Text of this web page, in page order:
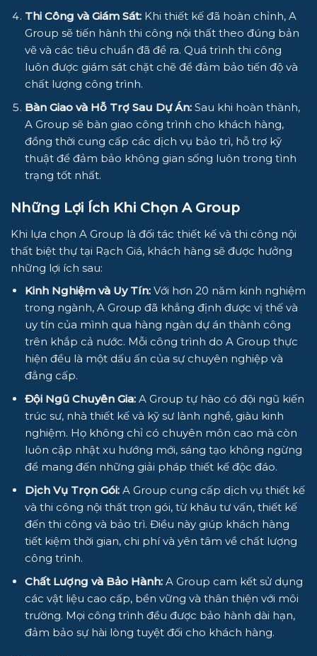
Thi Công và Giám Sát:Khi thiết kế đã hoàn chỉnh, A
Group sẽ tiến hành thi công nội thất theo đúng bản
vẽ và các tiêu chuẩn đã đề ra. Quá trình thi công
luôn được giám sát chặt chẽ để đảm bảo tiến độ và
chất lượng công trình.
Bàn Giao và Hỗ Trợ Sau Dự Án:Sau khi hoàn thành,
A Group sẽ bàn giao công trình cho khách hàng,
đồng thời cung cấp các dịch vụ bảo trì, hỗ trợ kỹ
thuật để đảm bảo không gian sống luôn trong tình
trạng tốt nhất.
Những Lợi Ích Khi Chọn A Group
Khi lựa chọn A Group là đối tác thiết kế và thi công nội
thất biệt thự tại Rạch Giá, khách hàng sẽ được hưởng
những lợi ích sau:
Kinh Nghiệm và Uy Tín:Với hơn 20 năm kinh nghiệm
trong ngành, A Group đã khẳng định được vị thế và
uy tín của mình qua hàng ngàn dự án thành công
trên khắp cả nước. Mỗi công trình do A Group thực
hiện đều là một dấu ấn của sự chuyên nghiệp và
đẳng cấp.
Đội Ngũ Chuyên Gia:A Group tự hào có đội ngũ kiến
trúc sư, nhà thiết kế và kỹ sư lành nghề, giàu kinh
nghiệm. Họ không chỉ có chuyên môn cao mà còn
luôn cập nhật xu hướng mới, sáng tạo không ngừng
để mang đến những giải pháp thiết kế độc đáo.
Dịch Vụ Trọn Gói:A Group cung cấp dịch vụ thiết kế
và thi công nội thất trọn gói, từ khâu tư vấn, thiết kế
đến thi công và bảo trì. Điều này giúp khách hàng
tiết kiệm thời gian, chi phí và yên tâm về chất lượng
công trình.
Chất Lượng và Bảo Hành:A Group cam kết sử dụng
các vật liệu cao cấp, bền vững và thân thiện với môi
trường. Mọi công trình đều được bảo hành dài hạn,
đảm bảo sự hài lòng tuyệt đối cho khách hàng.